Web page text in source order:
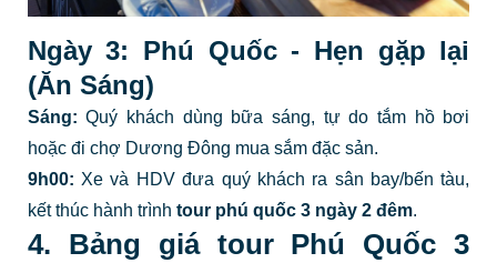
Ngày 3: Phú Quốc - Hẹn gặp lại
(Ăn Sáng)
Sáng: Quý khách dùng bữa sáng, tự do tắm hồ bơi
hoặc đi chợ Dương Đông mua sắm đặc sản.
9h00: Xe và HDV đưa quý khách ra sân bay/bến tàu,
kết thúc hành trình tour phú quốc 3 ngày 2 đêm.
4. Bảng giá tour Phú Quốc 3